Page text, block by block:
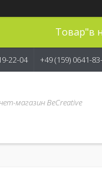
Товар"в
22-04 +49 (159) 0641-
магазин BeCreative